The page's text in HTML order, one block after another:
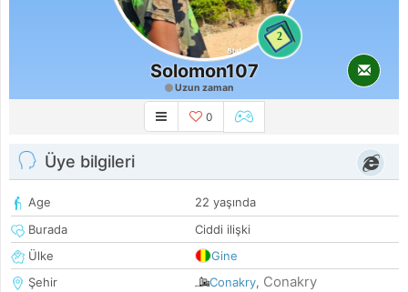
2
Solomon107
Uzun zaman
0
Üye bilgileri
Age
22 yaşında
Burada
Ciddi ilişki
Ülke
Gine
Şehir
Conakry, Conakry